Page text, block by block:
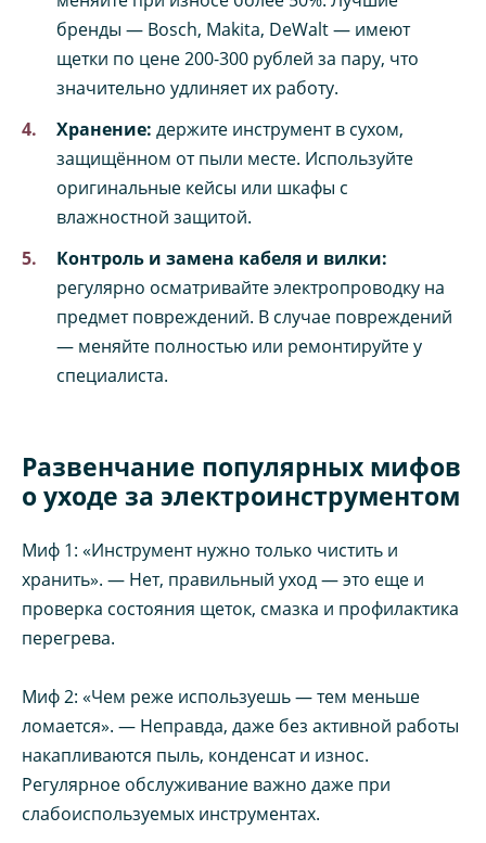
бренды — Bosch, Makita, DeWalt — имеют
щетки по цене 200-300 рублей за пару, что
значительно удлиняет их работу.
Хранение: держите инструмент в сухом,
защищённом от пыли месте. Используйте
оригинальные кейсы или шкафы с
влажностной защитой.
Контроль и замена кабеля и вилки:
регулярно осматривайте электропроводку на
предмет повреждений. В случае повреждений
— меняйте полностью или ремонтируйте у
специалиста.
Развенчание популярных мифов
о уходе за электроинструментом
Миф 1: «Инструмент нужно только чистить и
хранить». — Нет, правильный уход — это еще и
проверка состояния щеток, смазка и профилактика
перегрева.
Миф 2: «Чем реже используешь — тем меньше
ломается». — Неправда, даже без активной работы
накапливаются пыль, конденсат и износ.
Регулярное обслуживание важно даже при
слабоиспользуемых инструментах.